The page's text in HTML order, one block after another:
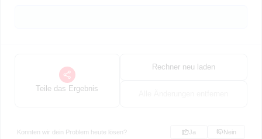
Teile das Ergebnis
Rechner neu laden
Konnten wir dein Problem heute lösen? Ja Nein